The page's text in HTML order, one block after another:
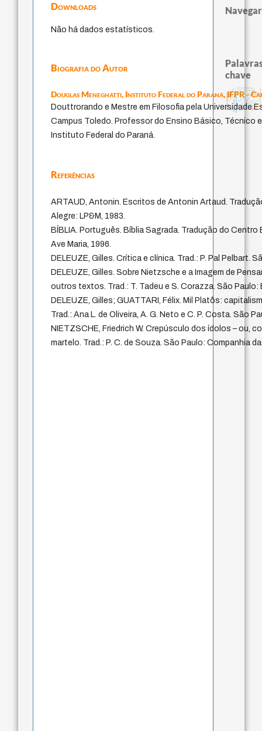
Downloads
Não há dados estatísticos.
Biografia do Autor
Douglas Meneghatti, Instituto Federal do Paraná, IFPR -
Douttrorando e Mestre em Filosofia pela Universidade
Campus Toledo. Professor do Ensino Básico, Técnico
Instituto Federal do Paraná.
Referências
ARTAUD, Antonin. Escritos de Antonin Artaud.
Alegre: LP&M, 1983.
BÍBLIA. Português. Bíblia Sagrada. Tradução do
Ave Maria, 1996.
DELEUZE, Gilles. Crítica e clínica. Trad.: P. Pal Pelbart.
DELEUZE, Gilles. Sobre Nietzsche e a Imagem de
outros textos. Trad.: T. Tadeu e S. Corazza. São Paulo:
DELEUZE, Gilles; GUATTARI, Félix. Mil Platôs:
Trad.: Ana L. de Oliveira, A. G. Neto e C. P. Costa. São
NIETZSCHE, Friedrich W. Crepúsculo dos ídolos – ou,
martelo. Trad.: P. C. de Souza. São Paulo: Companhia
Navegar
chave
fundamentalismo jacobi
protágoras
experiência temporal
metafísica do tempogénero
idade
intolerância
homem-medida filosofias indígenas
j.c.m. neto
palavra
literatura (poética) perdón leyes
violencia
guayaquil
logos
direito romano
lei
acquaintance
desejo
bataille
internal relations
mind